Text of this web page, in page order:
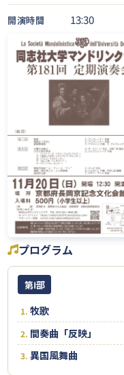
開演時間 13:30
プログラム
第Ⅰ部
牧歌
間奏曲「反映」
異国風舞曲